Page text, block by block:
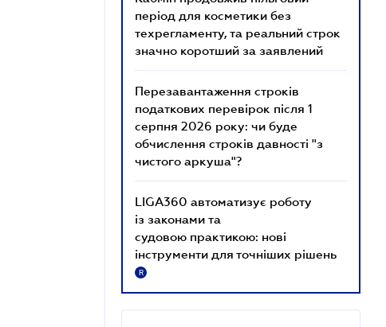
період для косметики без
техрегламенту, та реальний строк
значно коротший за заявлений
Перезавантаження строків
податкових перевірок після 1
серпня 2026 року: чи буде
обчислення строків давності "з
чистого аркуша"?
LIGA360 автоматизує роботу
із законами та
судовою практикою: нові
інструменти для точніших рішень
R